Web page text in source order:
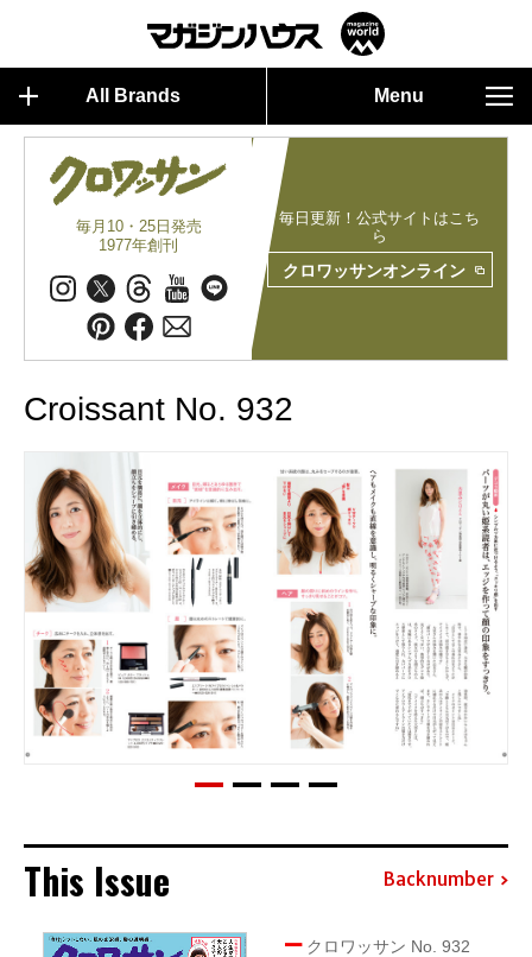
All Brands Menu
毎月10・25日発売
1977年創刊
毎日更新！公式サイトはこち
ら
クロワッサンオンライン
Croissant No. 932
This Issue Backnumber
クロワッサン No. 932